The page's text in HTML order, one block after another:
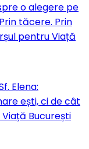
o alegere pe
tăcere. Prin
pentru Viață
Elena:
ești, ci de cât
București